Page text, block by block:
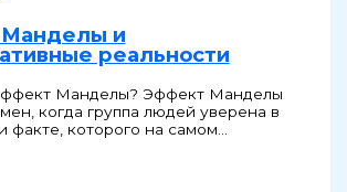
и
реальности
Манделы? Эффект Манделы
когда группа людей уверена в
факте, которого на самом…